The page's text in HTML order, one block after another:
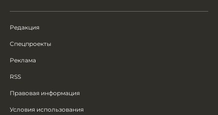
Редакция
Спецпроекты
Реклама
RSS
Правовая информация
Условия использования